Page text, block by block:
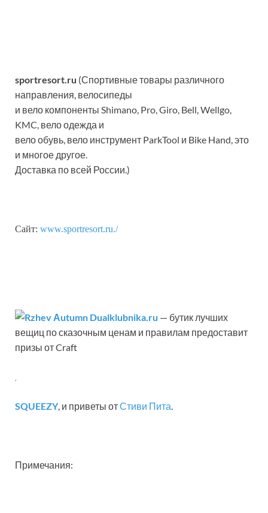
sportresort.ru (Спортивные товары различного
направления, велосипеды
и вело компоненты Shimano, Pro, Giro, Bell, Wellgo,
KMC, вело одежда и
вело обувь, вело инструмент ParkTool и Bike Hand, это
и многое другое.
Доставка по всей России.)
Сайт: www.sportresort.ru./
klubnika.ru — бутик лучших
вещиц по сказочным ценам и правилам предоставит
призы от Craft
SQUEEZY, и приветы отСтиви Пита.
Примечания: